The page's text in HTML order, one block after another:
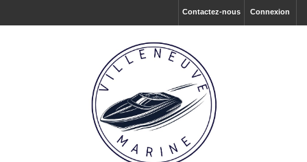
Connexion
Contactez-nous